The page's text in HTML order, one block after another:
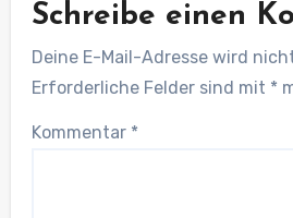
Schreibe einen
Deine E-Mail-Adresse wird
Erforderliche Felder sind mit *
Kommentar *